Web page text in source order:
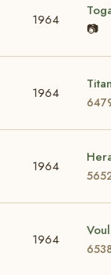
1964
📷
1964
1964
1964